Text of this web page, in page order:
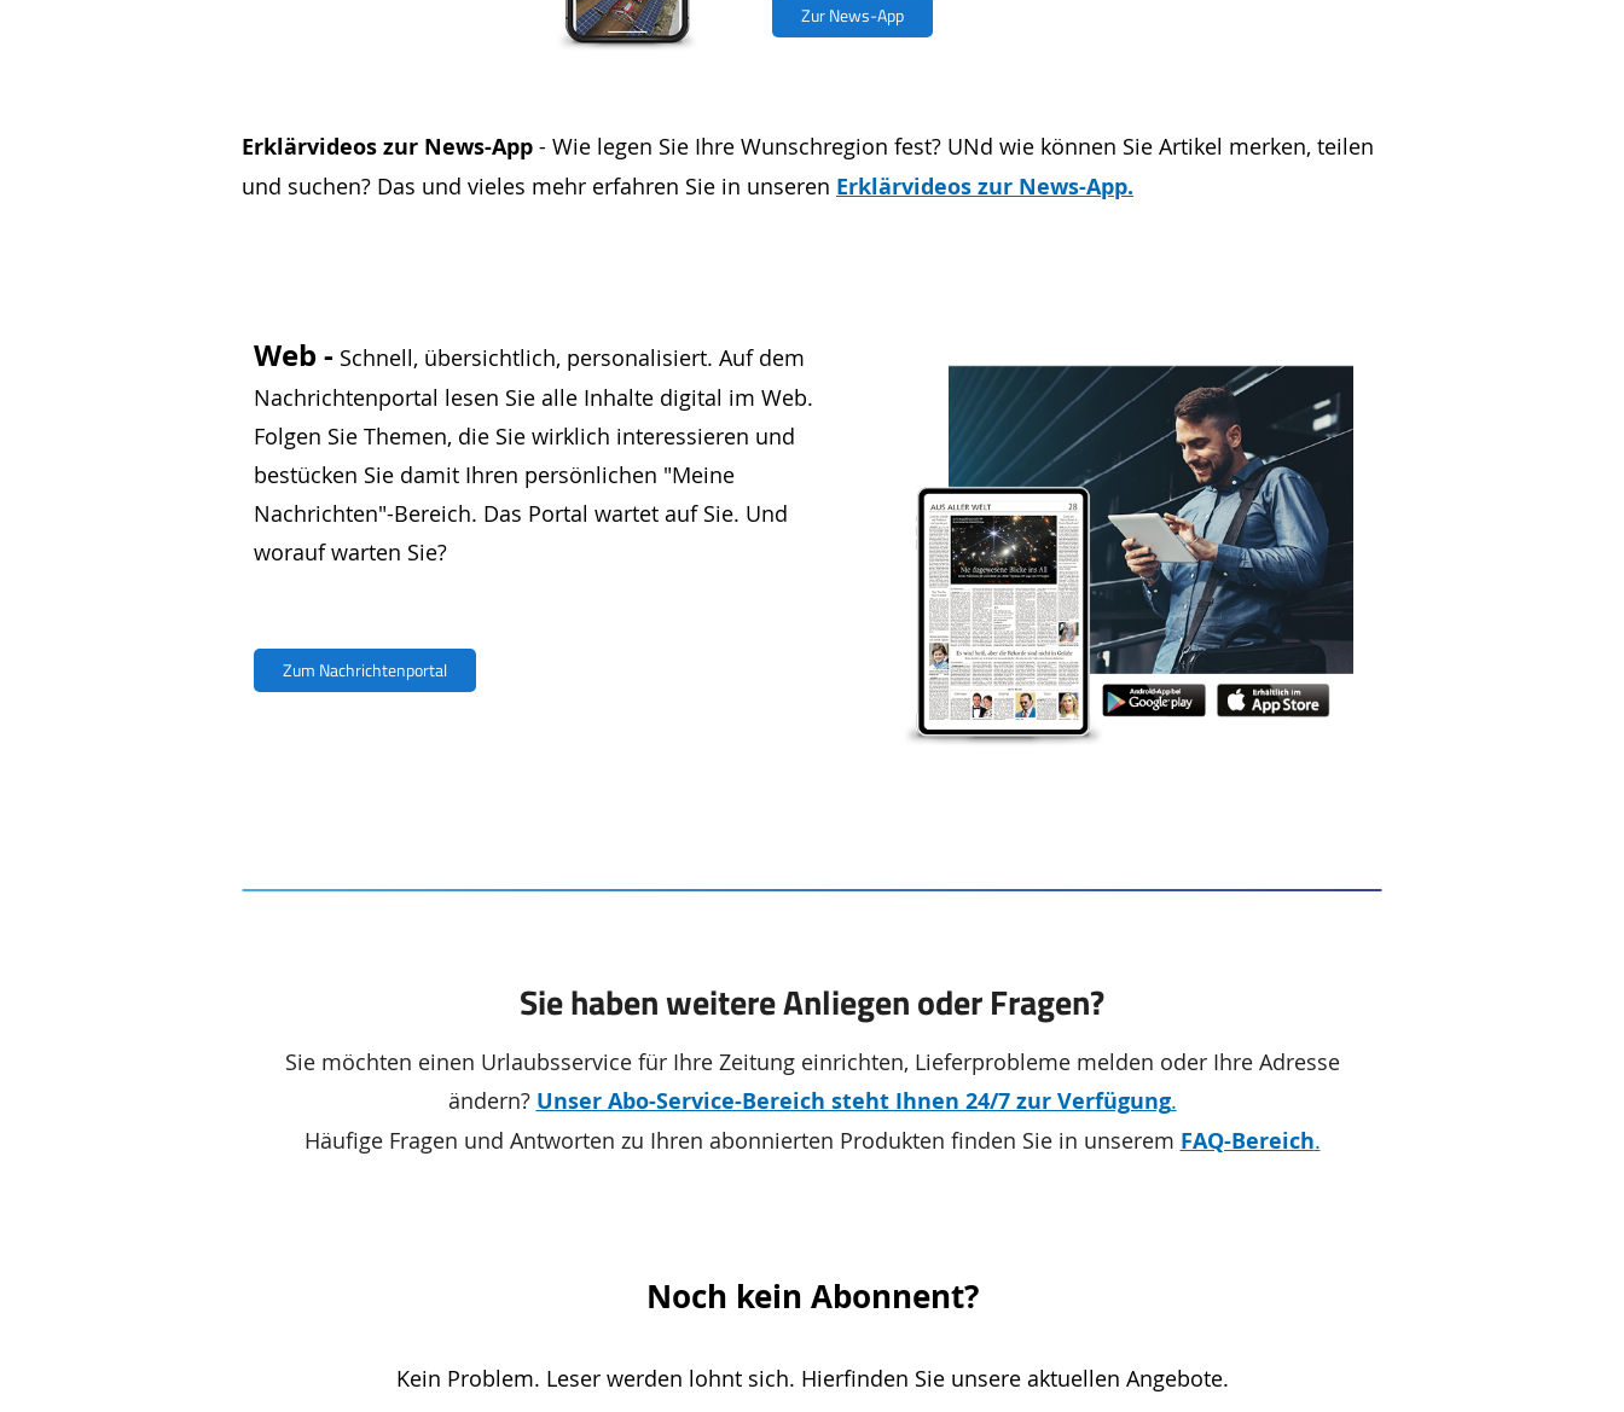
Zur News-App
Erklärvideos zur News-App - Wie legen Sie Ihre Wunschregion fest? UNd wie können Sie Artikel merken, teilen
und suchen? Das und vieles mehr erfahren Sie in unseren Erklärvideos zur News-App.
Web - Schnell, übersichtlich, personalisiert. Auf dem
Nachrichtenportal lesen Sie alle Inhalte digital im Web.
Folgen Sie Themen, die Sie wirklich interessieren und
bestücken Sie damit Ihren persönlichen "Meine
Nachrichten"-Bereich. Das Portal wartet auf Sie. Und
worauf warten Sie?
Zum Nachrichtenportal
Sie haben weitere Anliegen oder Fragen?
Sie möchten einen Urlaubsservice für Ihre Zeitung einrichten, Lieferprobleme melden oder Ihre Adresse
ändern? Unser Abo-Service-Bereich steht Ihnen 24/7 zur Verfügung.
Häufige Fragen und Antworten zu Ihren abonnierten Produkten finden Sie in unserem FAQ-Bereich.
Noch kein Abonnent?
Kein Problem. Leser werden lohnt sich. Hierfinden Sie unsere aktuellen Angebote.